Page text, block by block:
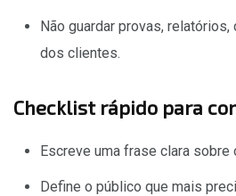
Não guardar provas,
dos clientes.
Checklist rápido para
Escreve uma frase clara sobre
Define o público que mais